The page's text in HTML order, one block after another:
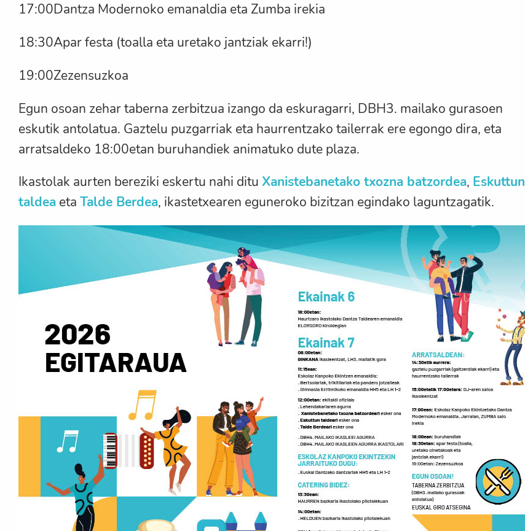
17:00Dantza Modernoko emanaldia eta Zumba irekia
18:30Apar festa (toalla eta uretako jantziak ekarri!)
19:00Zezensuzkoa
Egun osoan zehar taberna zerbitzua izango da eskuragarri, DBH3. mailako gurasoen
eskutik antolatua. Gaztelu puzgarriak eta haurrentzako tailerrak ere egongo dira, eta
arratsaldeko 18:00etan buruhandiek animatuko dute plaza.
Ikastolak aurten bereziki eskertu nahi ditu Xanistebanetako txozna batzordea, Eskuttun
taldeaeta Talde Berdea, ikastetxearen eguneroko bizitzan egindako laguntzagatik.